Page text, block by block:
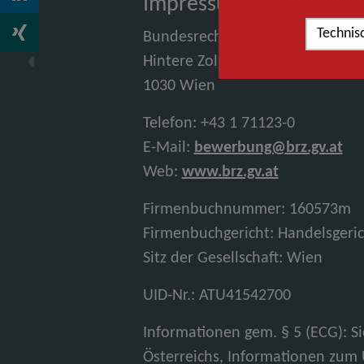
Impressum:
Bundesrechenzentrum GmbH
Hintere Zollamtsstraße 4
1030 Wien
Telefon: +43 1 71123-0
E-Mail: bewerbung@brz.gv.at
Web: www.brz.gv.at
Firmenbuchnummer: 160573m
Firmenbuchgericht:
Sitz der Gesellschaft: Wien
UID-Nr.: ATU41542700
Informationen gem. § 5 (ECG):
Österreichs, Informationen zum